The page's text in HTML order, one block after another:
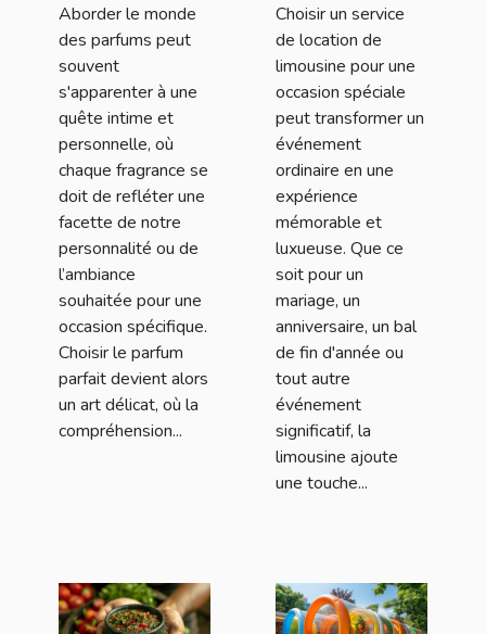
Aborder le monde
des parfums peut
souvent
s'apparenter à une
quête intime et
personnelle, où
chaque fragrance se
doit de refléter une
facette de notre
personnalité ou de
l’ambiance
souhaitée pour une
occasion spécifique.
Choisir le parfum
parfait devient alors
un art délicat, où la
compréhension...
un événement
spécial
Choisir un service
de location de
limousine pour une
occasion spéciale
peut transformer un
événement
ordinaire en une
expérience
mémorable et
luxueuse. Que ce
soit pour un
mariage, un
anniversaire, un bal
de fin d'année ou
tout autre
événement
significatif, la
limousine ajoute
une touche...